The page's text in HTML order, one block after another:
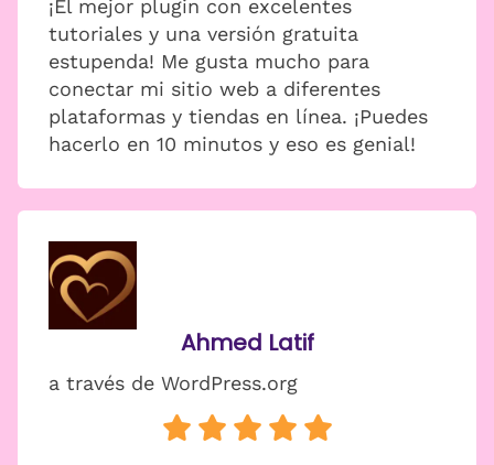
¡El mejor plugin con excelentes
tutoriales y una versión gratuita
estupenda! Me gusta mucho para
conectar mi sitio web a diferentes
plataformas y tiendas en línea. ¡Puedes
hacerlo en 10 minutos y eso es genial!
Ahmed Latif
a través de WordPress.org